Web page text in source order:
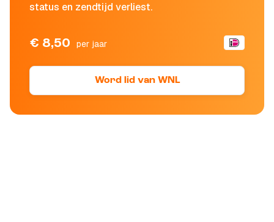
status en zendtijd verliest.
€ 8,50 per jaar
Word lid van WNL